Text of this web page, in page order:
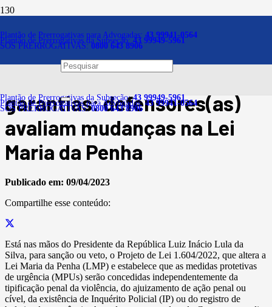
Plantão de Prerrogativas para Advogadas: 43 99941-0564
Plantão de Prerrogativas da Subseção:43 99949-5961
SOS PRERROGATIVAS:0800 643 8906
Plantão de Prerrogativas da Subseção:43 99949-5961
Plantão de Prerrogativas para Advogadas:43 99941-0564
SOS PRERROGATIVAS:0800 643 8906
Medida protetiva mesmo
sem registro de BO e outras
garantias: defensores(as)
avaliam mudanças na Lei
Maria da Penha
Publicado em: 09/04/2023
Compartilhe esse conteúdo:
Está nas mãos do Presidente da República Luiz Inácio Lula da
Silva, para sanção ou veto, o Projeto de Lei 1.604/2022, que altera a
Lei Maria da Penha (LMP) e estabelece que as medidas protetivas
de urgência (MPUs) serão concedidas independentemente da
tipificação penal da violência, do ajuizamento de ação penal ou
cível, da existência de Inquérito Policial (IP) ou do registro de